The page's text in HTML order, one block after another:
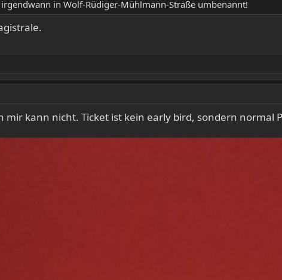
in Wolf-Rüdiger-Mühlmann-Straße umbenannt!
mir kann nicht. Ticket ist kein early bird, sondern normal